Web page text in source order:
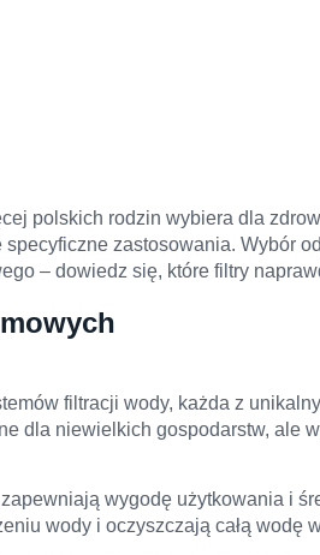
polskich rodzin wybiera dla
zastosowania. Wybór
– dowiedz się, które filtry
filtracji wody, każda z
dla niewielkich gospodarstw, ale
wygodę użytkowania i
wody i oczyszczają całą wodę